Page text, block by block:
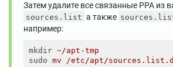
Затем удалите все связанные PPA из
sources.list а также
например:
mkdir ~/apt-tmp
sudo
mv /etc/apt/